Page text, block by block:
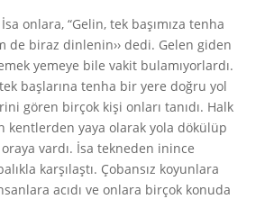
İsa onlara, “Gelin, tek başımıza tenha
de biraz dinlenin›› dedi. Gelen giden
yemeye bile vakit bulamıyorlardı.
başlarına tenha bir yere doğru yol
gören birçok kişi onları tanıdı. Halk
kentlerden yaya olarak yola dökülüp
vardı. İsa tekneden inince
karşılaştı. Çobansız koyunlara
acıdı ve onlara birçok konuda